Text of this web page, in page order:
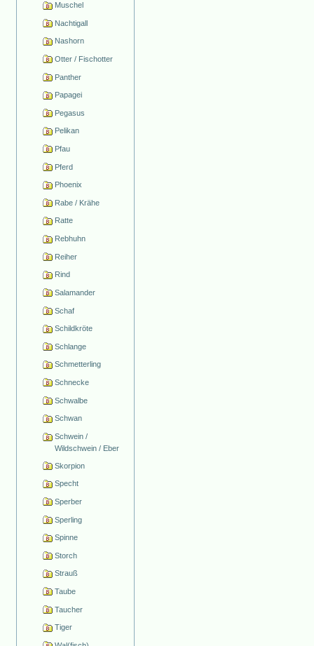
Muschel
Nachtigall
Nashorn
Otter / Fischotter
Panther
Papagei
Pegasus
Pelikan
Pfau
Pferd
Phoenix
Rabe / Krähe
Ratte
Rebhuhn
Reiher
Rind
Salamander
Schaf
Schildkröte
Schlange
Schmetterling
Schnecke
Schwalbe
Schwan
Schwein /
Wildschwein / Eber
Skorpion
Specht
Sperber
Sperling
Spinne
Storch
Strauß
Taube
Taucher
Tiger